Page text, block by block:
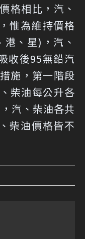
格相比，汽、
惟為維持價格
、星)，汽、
收後95無鉛汽
施，第一階段
柴油每公升各
汽、柴油各共
柴油價格皆不